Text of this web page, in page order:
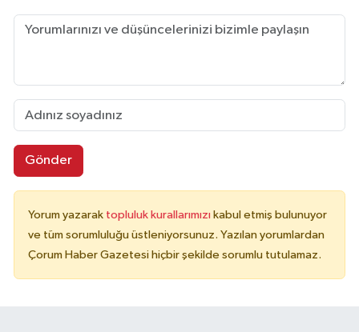
Gönder
Yorum yazarak topluluk kurallarımızı kabul etmiş bulunuyor
ve tüm sorumluluğu üstleniyorsunuz. Yazılan yorumlardan
Çorum Haber Gazetesi hiçbir şekilde sorumlu tutulamaz.